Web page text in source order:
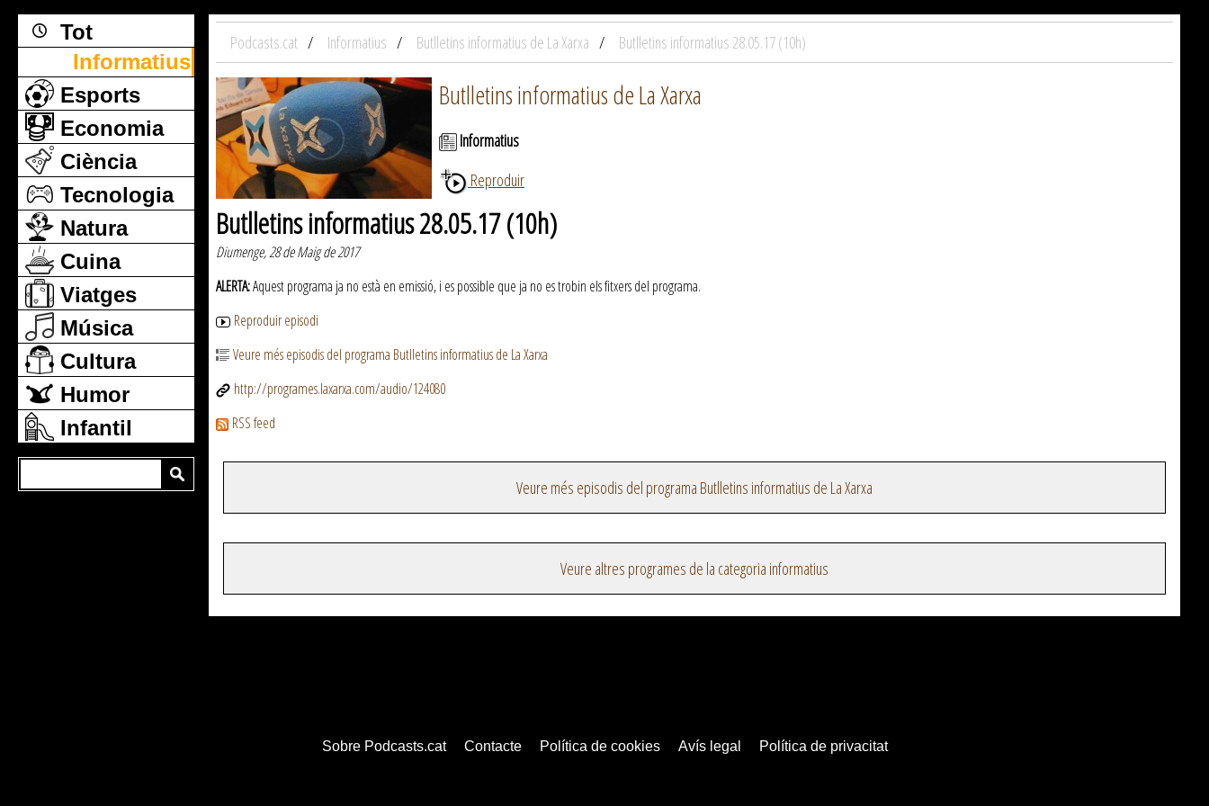
Tot
Informatius
Esports
Economia
Ciència
Tecnologia
Natura
Cuina
Viatges
Música
Cultura
Humor
Infantil
Podcasts.cat Informatius Butlletins informatius de La Xarxa Butlletins informatius 28.05.17 (10h)
Butlletins informatius de La Xarxa
Informatius
Reproduir
Butlletins informatius 28.05.17 (10h)
Diumenge, 28 de Maig de 2017
ALERTA:Aquest programa ja no està en emissió, i es possible que ja no es trobin els fitxers del programa.
Reproduir episodi
Veure més episodis del programa Butlletins informatius de La Xarxa
http://programes.laxarxa.com/audio/124080
RSS feed
Veure més episodis del programa Butlletins informatius de La Xarxa
Veure altres programes de la categoria informatius
Sobre Podcasts.cat Contacte Política de cookies Avís legal Política de privacitat